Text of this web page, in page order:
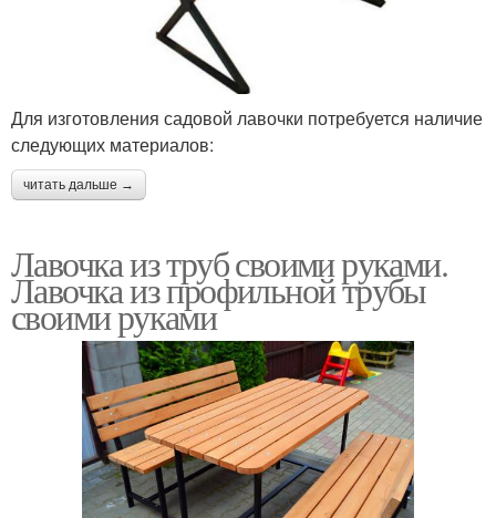
Для изготовления садовой лавочки потребуется наличие
следующих материалов:
читать дальше →
Лавочка из труб своими руками.
Лавочка из профильной трубы
своими руками